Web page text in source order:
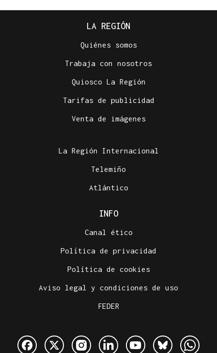
LA REGIÓN
Quiénes somos
Trabaja con nosotros
Quiosco La Región
Tarifas de publicidad
Venta de imágenes
La Región Internacional
Telemiño
Atlántico
INFO
Canal ético
Política de privacidad
Política de cookies
Aviso legal y condiciones de uso
FEDER